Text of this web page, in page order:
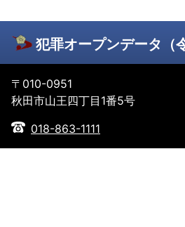
犯罪オープンデータ（
〒010-0951
秋田市山王四丁目1番5号
018-863-1111